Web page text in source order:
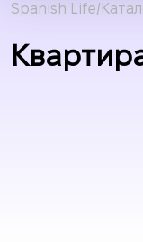
Spanish Life